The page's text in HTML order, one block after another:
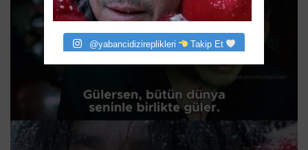
@yabancidizireplikleri Takip Et